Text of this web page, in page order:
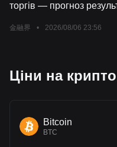
торгів — прогноз
сильним
金融界 • 2026/08/06 23:56
Ціни на
Bitcoin
BTC